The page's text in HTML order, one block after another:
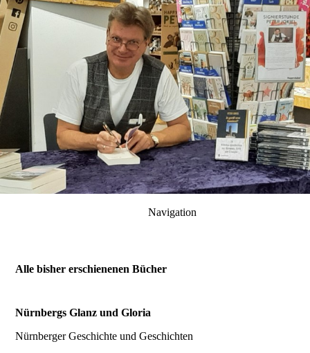
Navigation
Alle bisher erschienenen Bücher
Nürnbergs Glanz und Gloria
Nürnberger Geschichte und Geschichten